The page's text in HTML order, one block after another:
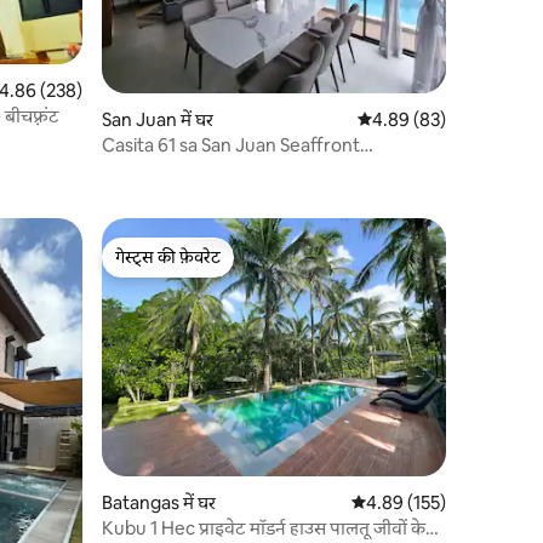
रेटिंग 5 में से 4.86, 238 समीक्षाएँ
4.86 (238)
San Juan में घर औसत रेटिंग 5 में से 4.89,
4.89 (83)
Casita 61 sa San Juan Seaffront
गेस्ट्स की फ़ेवरेट
गेस्ट्स की फ़ेवरेट
Batangas में घर औसत रेटिंग 5 में से 4.89,
4.89 (155)
Kubu 1 Hec प्राइवेट मॉडर्न हाउस पालतू जीवों के